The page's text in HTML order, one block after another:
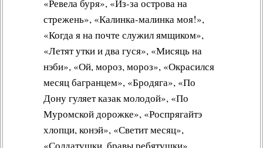
«Ревела буря», «Из-за острова на
стрежень», «Калинка-малинка моя!»,
«Когда я на почте служил ямщиком»,
«Летят утки и два гуся», «Мисяць на
нэби», «Ой, мороз, мороз», «Окрасился
месяц багранцем», «Бродяга», «По
Дону гуляет казак молодой», «По
Муромской дорожке», «Роспрягайтэ
хлопци, конэй», «Светит месяц»,